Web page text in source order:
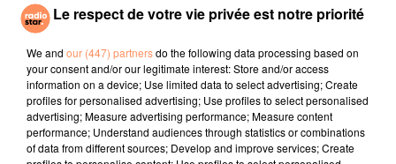
MODJO
Lady (hear Me
Tonight)
OLIVIA RODRIGO BORMIN
l'horoscope
Le respect de votre vie privée est notre priorité
We and our (447) partnersdo the following data processing based on
your consent and/or our legitimate interest: Store and/or access
information on a device; Use limited data to select advertising; Create
profiles for personalised advertising; Use profiles to select personalised
advertising; Measure advertising performance; Measure content
performance; Understand audiences through statistics or combinations
of data from different sources; Develop and improve services; Create